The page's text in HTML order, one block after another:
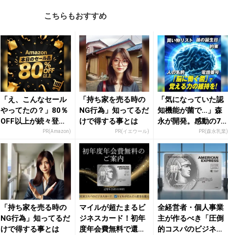
こちらもおすすめ
「え、こんなセール
やってたの？」80％
OFF以上が続々登
場！Amazonの本気
が...
PR(Amazon)
「持ち家を売る時の
NG行為」知ってるだ
けで得する事とは
PR(イエウール)
「気になっていた認
知機能が菌で…」森
永が開発。感動の70
PR(森永乳業)
「持ち家を売る時の
NG行為」知ってるだ
けで得する事とは
マイルが超たまるビ
ジネスカード！初年
度年会費無料で還元
全経営者・個人事業
主が作るべき「圧倒
的コスパのビジネス